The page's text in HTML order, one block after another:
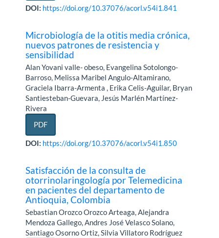
DOI: https://doi.org/10.37076/acorl.v54i1.841
Microbiología de la otitis media crónica,
nuevos patrones de resistencia y
sensibilidad
Alan Yovani valle- obeso, Evangelina Sotolongo-
Barroso, Melissa Maribel Angulo-Altamirano,
Graciela Ibarra-Armenta , Erika Celis-Aguilar, Bryan
Santiesteban-Guevara, Jesús Marlén Martínez-
Rivera
PDF
DOI: https://doi.org/10.37076/acorl.v54i1.850
Satisfacción de la consulta de
otorrinolaringología por Telemedicina
en pacientes del departamento de
Antioquia, Colombia
Sebastian Orozco Orozco Arteaga, Alejandra
Mendoza Gallego, Andres José Velasco Solano,
Santiago Osorno Ortiz, Silvia Villatoro Rodríguez